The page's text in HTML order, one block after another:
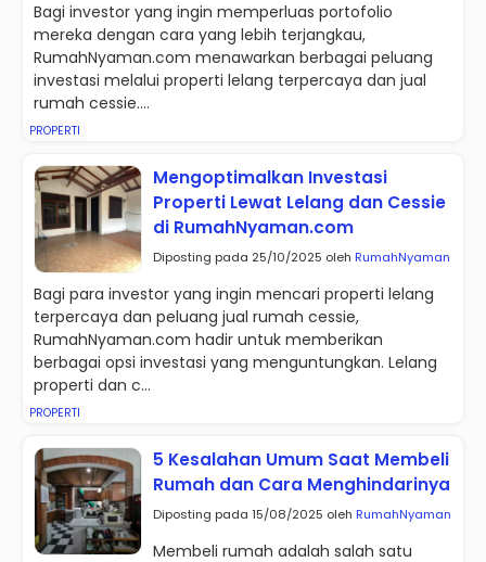
Bagi investor yang ingin memperluas portofolio
mereka dengan cara yang lebih terjangkau,
RumahNyaman.com menawarkan berbagai peluang
investasi melalui properti lelang terpercaya dan jual
rumah cessie....
PROPERTI
Mengoptimalkan Investasi
Properti Lewat Lelang dan Cessie
di RumahNyaman.com
Diposting pada 25/10/2025 oleh RumahNyaman
Bagi para investor yang ingin mencari properti lelang
terpercaya dan peluang jual rumah cessie,
RumahNyaman.com hadir untuk memberikan
berbagai opsi investasi yang menguntungkan. Lelang
properti dan c...
PROPERTI
5 Kesalahan Umum Saat Membeli
Rumah dan Cara Menghindarinya
Diposting pada 15/08/2025 oleh RumahNyaman
Membeli rumah adalah salah satu